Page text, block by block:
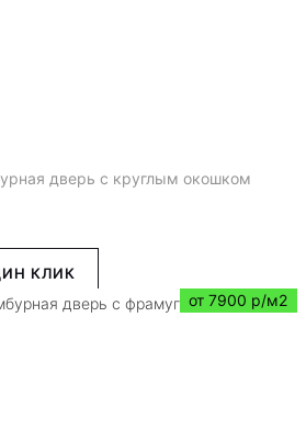
дверь с круглым окошком
КЛИК
от 7900 р/м2